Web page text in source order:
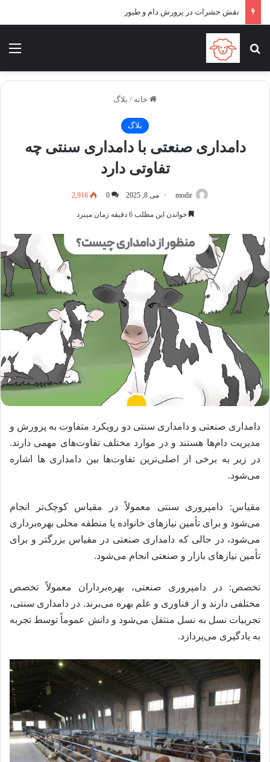
نقش حشرات در پرورش دام و طیور
جستجو برای
خانه / بلاگ
بلاگ
دامداری صنعتی با دامداری سنتی چه
تفاوتی دارد
modir می 8, 2025 0
2,916
خواندن این مطلب 6 دقیقه زمان میبرد
دامداری صنعتی و دامداری سنتی دو رویکرد متفاوت به پرورش و
مدیریت دام‌ها هستند و در موارد مختلف تفاوت‌های مهمی دارند.
در زیر به برخی از اصلی‌ترین تفاوت‌ها بین دامداری ها اشاره
می‌شود.
مقیاس: دامپروری سنتی معمولاً در مقیاس کوچک‌تر انجام
می‌شود و برای تأمین نیازهای خانواده یا منطقه محلی بهره‌برداری
می‌شود، در حالی که دامداری صنعتی در مقیاس بزرگتر و برای
تأمین نیازهای بازار و صنعتی انجام می‌شود.
تخصص: در دامپروری صنعتی، بهره‌برداران معمولاً تخصص
مختلفی دارند و از فناوری و علم بهره می‌برند. در دامداری سنتی،
تجربیات نسل به نسل منتقل می‌شود و دانش عموماً توسط تجربه
به یادگیری می‌پردازد.